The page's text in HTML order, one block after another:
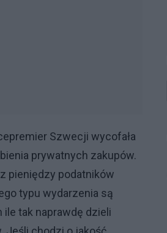
Szwecji wycofała
prywatnych zakupów.
pieniędzy podatników
typu wydarzenia są
tak naprawdę dzieli